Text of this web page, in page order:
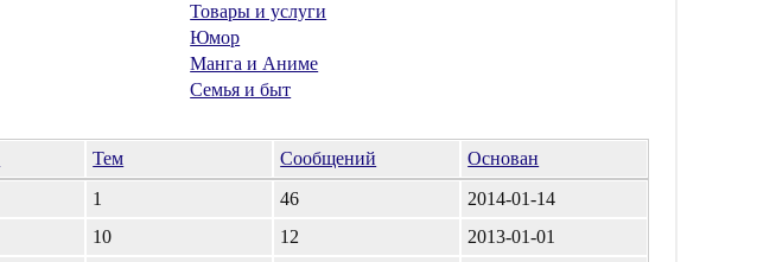
Товары и услуги
Юмор
Манга и Аниме
Семья и быт
Тем Сообщений
Основан
1 46
2014-01-14
10 12
2013-01-01